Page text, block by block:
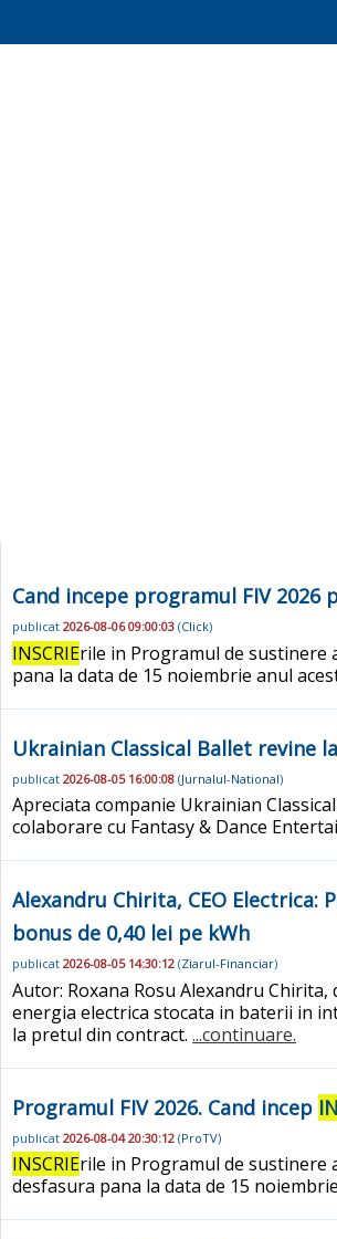
Cand incepe programul FIV
publicat 2026-08-06 09:00:03 (Click)
INSCRIErile in Programul de sustinere
pana la data de 15 noiembrie anul
Ukrainian Classical Ballet revine
publicat 2026-08-05 16:00:08 (Jurnalul-National)
Apreciata companie Ukrainian
colaborare cu Fantasy & Dance
Alexandru Chirita, CEO Electrica:
bonus de 0,40 lei pe kWh
publicat 2026-08-05 14:30:12 (Ziarul-Financiar)
Autor: Roxana Rosu Alexandru
energia electrica stocata in baterii in
la pretul din contract. ...continuare.
Programul FIV 2026. Cand incep
publicat 2026-08-04 20:30:12 (ProTV)
INSCRIErile in Programul de sustinere
desfasura pana la data de 15